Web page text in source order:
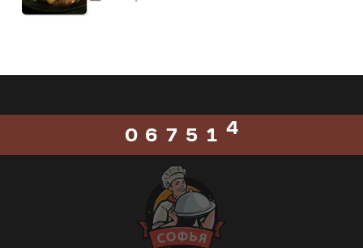
0 6
8
7
8
9
5
6
7
1
3
4
5